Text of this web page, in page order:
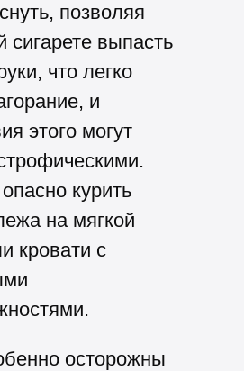
позволяя
сигарете выпасть
что легко
и
этого могут
курить
на мягкой
кровати с
осторожны